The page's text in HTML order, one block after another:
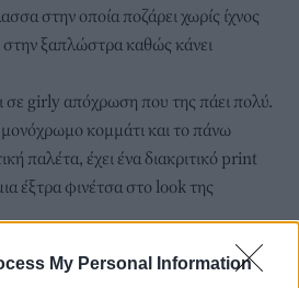
My Personal Information
στην οποία ποζάρει χωρίς ίχνος
στην ξαπλώστρα καθώς κάνει
σε girly απόχρωση που της πάει πολύ.
μονόχρωμο κομμάτι και το πάνω
παλέτα, έχει ένα διακριτικό print
έξτρα φινέτσα στο look της
να κάνει ηλιοθεραπεία παρακάτω